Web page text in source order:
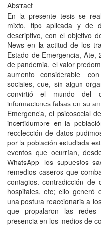
Abstract
En la presente tesis se
mixto, tipo aplicada y de
descriptivo, con el objetivo
News en la actitud de los
Estado de Emergencia, Ate,
de pandemia, el valor
aumento considerable,
sociales, que, sin algún
convirtió el mundo del
informaciones falsas en su
Emergencia, el psicosocial
incertidumbre en la
recolección de datos
por la población estudiada
eventos que ocurrían,
WhatsApp, los supuestos
remedios caseros que
contagios, contradicción de
hospitales, etc; ello generó
una postura reaccionaria a
que propalaron las
presencia en los medios de